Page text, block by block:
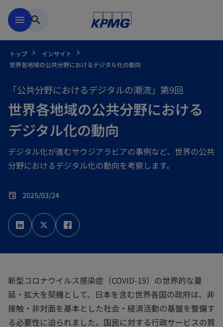
menu search
トップ
インサイト
世界各地域の公共分野におけるデジタル化の動向
「公共分野におけるデジタルの潮流」第9回
世界各地域の公共分野における
デジタル化の動向
デジタル化が進むサウジアラビアの事例など、世界の公共
分野におけるデジタル化の動向を考察します。
event 2025/03/24
新
し
い
タ
新
し
い
タ
し
い
新型コロナウイルス感染症（COVID-19）の世界的な蔓
延・拡大を契機として、日本を含む世界各国の政府は、非
接触・非対面を基本とした社会・経済活動の基盤を整備す
る必要性に迫られました。国民に対する行政サービスの質